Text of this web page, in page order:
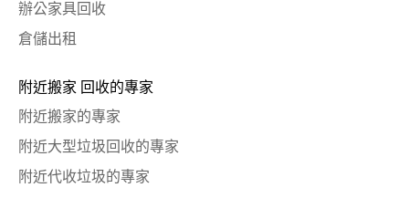
辦公家具回收
倉儲出租
附近搬家 回收的專家
附近搬家的專家
附近大型垃圾回收的專家
附近代收垃圾的專家